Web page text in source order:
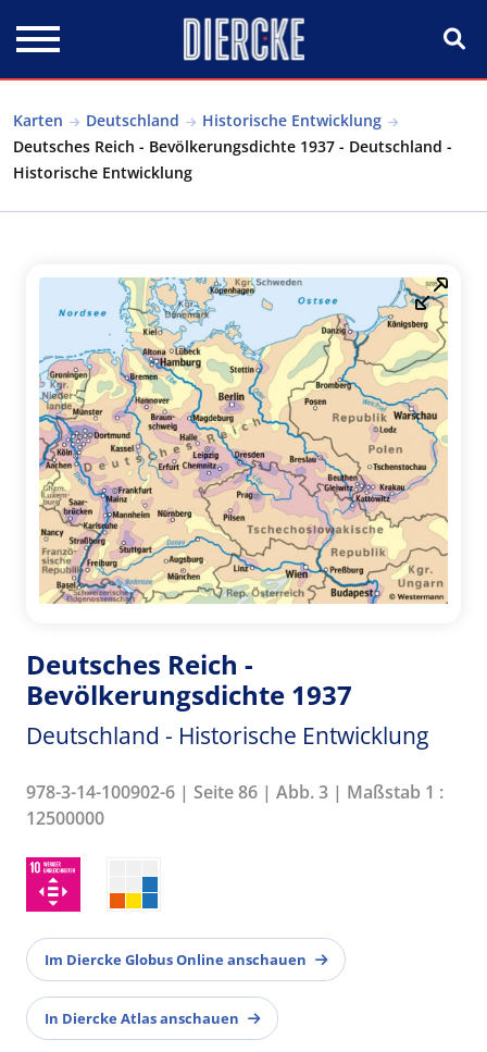
Karten Deutschland
Historische Entwicklung
Deutsches Reich - Bevölkerungsdichte 1937 - Deutschland -
Historische Entwicklung
Deutsches Reich -
Bevölkerungsdichte 1937
Deutschland - Historische Entwicklung
978-3-14-100902-6 | Seite 86 | Abb. 3 | Maßstab 1 :
12500000
Im Diercke Globus Online anschauen
In Diercke Atlas anschauen